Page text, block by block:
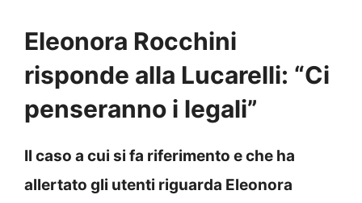
Eleonora Rocchini
risponde alla Lucarelli: “Ci
penseranno i legali”
Il caso a cui si fa riferimento e che ha
allertato gli utenti riguarda Eleonora